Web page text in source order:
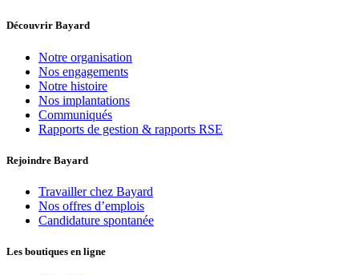
Découvrir Bayard
Notre organisation
Nos engagements
Notre histoire
Nos implantations
Communiqués
Rapports de gestion & rapports RSE
Rejoindre Bayard
Travailler chez Bayard
Nos offres d’emplois
Candidature spontanée
Les boutiques en ligne